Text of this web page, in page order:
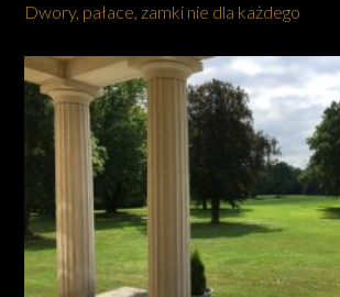
Dwory, pałace, zamki nie dla każdego